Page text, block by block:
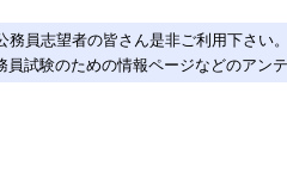
員志望者の皆さん是非ご利用下さい。
試験のための情報ページなどのアンテ